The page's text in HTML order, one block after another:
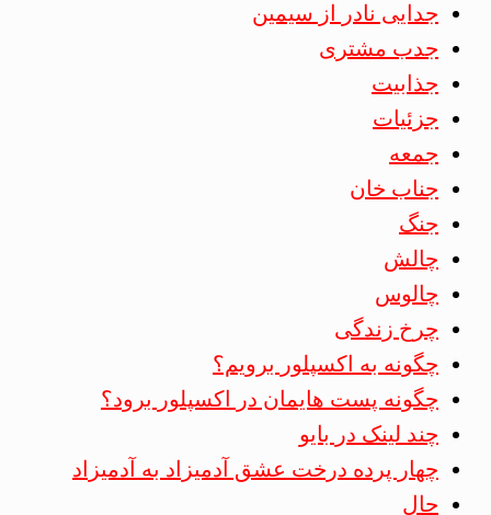
جدایی نادر از سیمین
جدب مشتری
جذابیت
جزئیات
جمعه
جناب خان
جنگ
چالش
چالوس
چرخ زندگی
چگونه به اکسپلور برویم؟
چگونه پست هایمان در اکسپلور برود؟
چند لینک در بایو
چهار پرده درخت عشق آدمیزاد به آدمیزاد
حال